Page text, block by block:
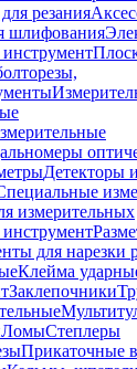
резания
шлифования
Детекторы и
измерительных
для нарезки
Клейма
Заклепочники
ЛомыСтеплеры
Прикаточные